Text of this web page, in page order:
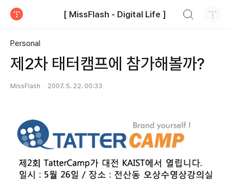
[ MissFlash - Digital Life ]
Personal
제2차 태터캠프에 참가해볼까?
MissFlash 2007. 5. 22. 00:33